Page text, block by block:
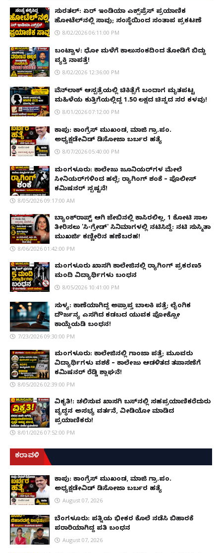
ಸುರತ್ಕಲ್: ಏರ್ ಇಂಡಿಯಾ ಎಕ್ಸ್‌ಪ್ರೆಸ್ ಪ್ರಯಾಣಿಕ
ಹೋಟೆಲ್‌ನಲ್ಲಿ ಸಾವು; ಸಂಸ್ಥೆಯಿಂದ ಸಂತಾಪ ಪ್ರಕಟಣೆ
8/02/2026 06:11:00 PM
ಬಂಟ್ವಾಳ: ಧೋ ಮಳೆಗೆ ಕಾಲುಸಂಕದಿಂದ ತೋಡಿಗೆ ಬಿದ್ದು
ವ್ಯಕ್ತಿ ನಾಪತ್ತೆ!
8/02/2026 12:36:00 PM
ವೆನ್‌ಲಾಕ್ ಆಸ್ಪತ್ರೆಯಲ್ಲಿ ಚಿಕಿತ್ಸೆಗೆ ಬಂದಾಗ ಮೃತಪಟ್ಟ
ಮಹಿಳೆಯ ಕುತ್ತಿಗೆಯಲ್ಲಿದ್ದ ₹1.50 ಲಕ್ಷದ ಚಿನ್ನದ ಸರ ಕಳವು!
8/01/2026 07:12:00 PM
ಕಾಪು: ಕಾಂಗ್ರೆಸ್ ಮುಖಂಡ, ಮಾಜಿ ಗ್ರಾ.ಪಂ.
ಅಧ್ಯಕ್ಷಡೇವಿಡ್ ಡಿಸೋಜಾ ಬರ್ಬರ ಹತ್ಯೆ
8/07/2026 05:40:00 PM
ಮಂಗಳೂರು: ಕಾಲೇಜು ಜೂನಿಯರ್‌ಗಳ ಮೇಲೆ
ಸೀನಿಯರ್‌ಗಳಿಂದ ಹಲ್ಲೆ; ರ‌್ಯಾಗಿಂಗ್ ಶಂಕೆ – ಪೊಲೀಸ್
ಕಮಿಷನರ್ ಸ್ಪಷ್ಟನೆ!
8/05/2026 09:17:00 AM
ಬ್ಯಾಂಕ್‌ರಾಪ್ಟ್‌ ಆಗಿ ಜೇಬಿನಲ್ಲಿ ಕಾಸಿರಲಿಲ್ಲ, ₹1 ಕೋಟಿ ಸಾಲ
ತೀರಿಸಲು 'ಸಿ-ಗ್ರೇಡ್' ಸಿನಿಮಾಗಳಲ್ಲಿ ನಟಿಸಿದ್ದೆ: ನಟಿ ಸುಸ್ಮಿತಾ
ಮುಖರ್ಜಿ ಕಣ್ಣೀರಿನ ಹಣೆಬರಹ!
8/06/2026 01:42:00 PM
ಮಂಗಳೂರು ಖಾಸಗಿ ಕಾಲೇಜಿನಲ್ಲಿ ರ‌್ಯಾಗಿಂಗ್ ಪ್ರಕರಣ5
ಮಂದಿ ವಿದ್ಯಾರ್ಥಿಗಳು ಬಂಧನ
8/05/2026 10:41:00 PM
ಸುಳ್ಯ: ಕಾಣೆಯಾಗಿದ್ದ ಅಪ್ರಾಪ್ತ ಬಾಲಕಿ ಪತ್ತೆ; ಲೈಂಗಿಕ
ದೌರ್ಜನ್ಯ ಎಸಗಿದ ಕಡಬದ ಯುವಕ ಪೋಕ್ಸೋ
ಕಾಯ್ದೆಯಡಿ ಬಂಧನ!
7/23/2026 09:30:00 PM
ಮಂಗಳೂರು: ಕಾಲೇಜಿನಲ್ಲಿ ಗಾಂಜಾ ಪತ್ತೆ; ಮೂವರು
ವಿದ್ಯಾರ್ಥಿಗಳು ವಶಕ್ಕೆ – ಕಾಲೇಜು ಆಡಳಿತದ ತಪಾಸಣೆಗೆ
ಕಮಿಷನರ್ ರೆಡ್ಡಿ ಶ್ಲಾಘನೆ!
8/05/2026 02:39:00 PM
ವಿಕೃತಿ!: ಚಲಿಸುವ ಖಾಸಗಿ ಬಸ್‌ನಲ್ಲಿ ಸಹಪ್ರಯಾಣಿಕರೆದುರು
ವೃದ್ಧನ ಅಸಭ್ಯ ವರ್ತನೆ, ವೀಡಿಯೋ ಮಾಡಿದ
ಪ್ರಯಾಣಿಕರು!
8/01/2026 07:52:00 PM
ಕರಾವಳಿ
ಕಾಪು: ಕಾಂಗ್ರೆಸ್ ಮುಖಂಡ, ಮಾಜಿ ಗ್ರಾ.ಪಂ.
ಅಧ್ಯಕ್ಷಡೇವಿಡ್ ಡಿಸೋಜಾ ಬರ್ಬರ ಹತ್ಯೆ
August 07, 2026
ಬೆಂಗಳೂರು: ಪತ್ನಿಯ ಭೀಕರ ಕೊಲೆ ನಡೆಸಿ ಬಿಹಾರಕ್ಕೆ
ಪರಾರಿಯಾಗಿದ್ದ ಪತಿ ಬಂಧನ
August 07, 2026